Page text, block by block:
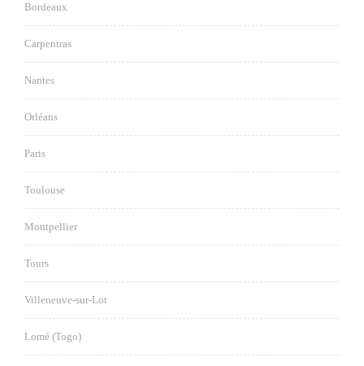
Bordeaux
Carpentras
Nantes
Orléans
Paris
Toulouse
Montpellier
Tours
Villeneuve-sur-Lot
Lomé (Togo)